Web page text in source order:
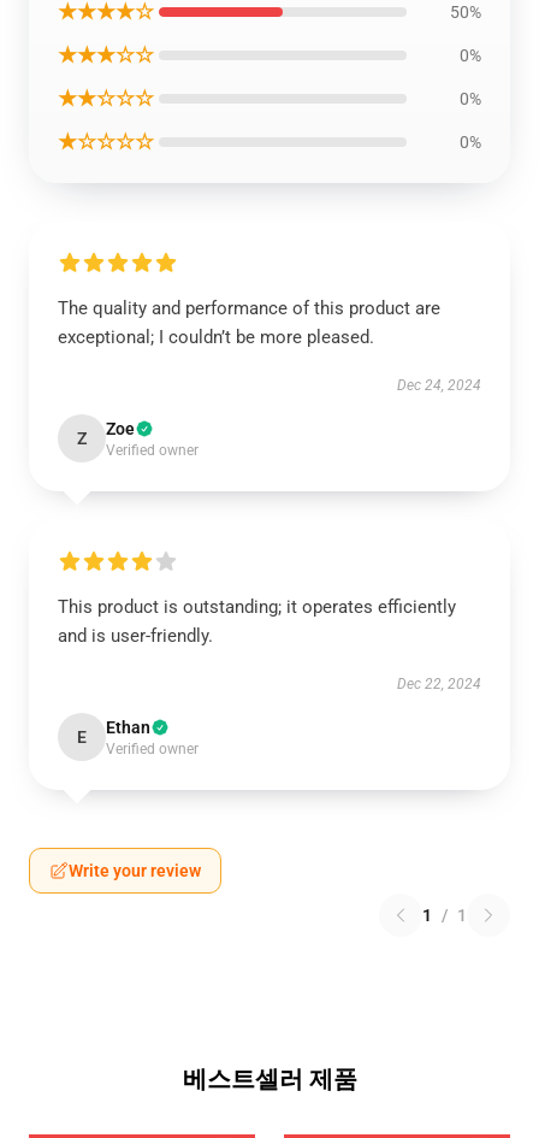
★★★★☆ 50%
★★★☆☆ 0%
★★☆☆☆ 0%
★☆☆☆☆ 0%
The quality and performance of this product are
exceptional; I couldn’t be more pleased.
Dec 24, 2024
Z Zoe
Verified owner
This product is outstanding; it operates efficiently
and is user-friendly.
Dec 22, 2024
E Ethan
Verified owner
Write your review
1 / 1
베스트셀러 제품